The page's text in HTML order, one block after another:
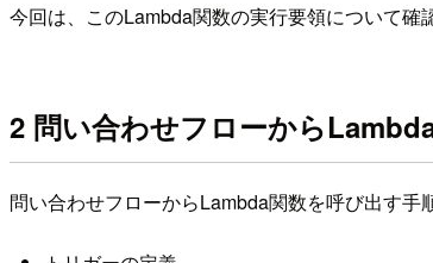
今回は、このLambda関数の実行要領について確
2 問い合わせフローから
問い合わせフローからLambda関数を呼び出す手